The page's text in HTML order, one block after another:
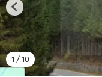
1 / 10
Previous